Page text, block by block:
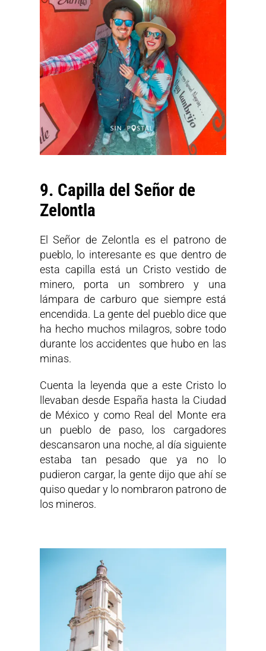
9. Capilla del Señor de
Zelontla
El Señor de Zelontla es el patrono de
pueblo, lo interesante es que dentro de
esta capilla está un Cristo vestido de
minero, porta un sombrero y una
lámpara de carburo que siempre está
encendida. La gente del pueblo dice que
ha hecho muchos milagros, sobre todo
durante los accidentes que hubo en las
minas.
Cuenta la leyenda que a este Cristo lo
llevaban desde España hasta la Ciudad
de México y como Real del Monte era
un pueblo de paso, los cargadores
descansaron una noche, al día siguiente
estaba tan pesado que ya no lo
pudieron cargar, la gente dijo que ahí se
quiso quedar y lo nombraron patrono de
los mineros.